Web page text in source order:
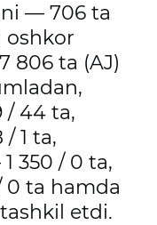
— 706 ta
oshkor
806 ta (AJ)
/ 44 ta,
1 ta,
350 / 0 ta,
0 ta hamda
etdi.